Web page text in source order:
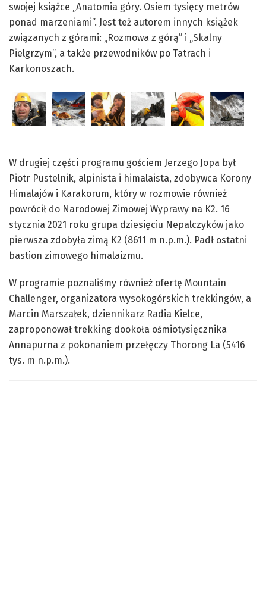
swojej książce „Anatomia góry. Osiem tysięcy metrów
ponad marzeniami”. Jest też autorem innych książek
związanych z górami: „Rozmowa z górą” i „Skalny
Pielgrzym”, a także przewodników po Tatrach i
Karkonoszach.
W drugiej części programu gościem Jerzego Jopa był
Piotr Pustelnik, alpinista i himalaista, zdobywca Korony
Himalajów i Karakorum, który w rozmowie również
powrócił do Narodowej Zimowej Wyprawy na K2. 16
stycznia 2021 roku grupa dziesięciu Nepalczyków jako
pierwsza zdobyła zimą K2 (8611 m n.p.m.). Padł ostatni
bastion zimowego himalaizmu.
W programie poznaliśmy również ofertę Mountain
Challenger, organizatora wysokogórskich trekkingów, a
Marcin Marszałek, dziennikarz Radia Kielce,
zaproponował trekking dookoła ośmiotysięcznika
Annapurna z pokonaniem przełęczy Thorong La (5416
tys. m n.p.m.).